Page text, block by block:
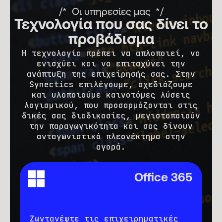
παραγωγής, μειώνοντας τα απόβλητα
και διασφαλίζοντας πλήρη ESG
συμμόρφωση με ελάχιστη παρέμβαση.
επιτρέπει τη λειτουργία εργοστασίων
με ελάχιστη ανθρώπινη παρέμβαση,
βελτιώνοντας τη συνοχή των
διαδικασιών και την ποιότητα των
τελικών προϊόντων.
Οι υπηρεσίες μας
Τεχνολογία που σας δίνει το
προβάδισμα
Η τεχνολογία πρέπει να απλοποιεί, να
ενισχύει και να επιταχύνει την
ανάπτυξη της επιχείρησής σας. Στην
Synectics επιλέγουμε, σχεδιάζουμε
και υλοποιούμε καινοτόμες λύσεις
λογισμικού, που προσαρμόζονται στις
δικές σας διαδικασίες, μεγιστοποιούν
την παραγωγικότητα και σας δίνουν
ανταγωνιστικό πλεονέκτημα στην
αγορά.
Office 365
Ζωντανέψτε τις επιχειρηματικές